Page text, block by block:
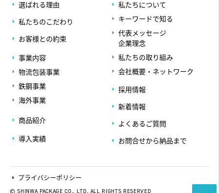
選ばれる理由
私たちのこだわり
お客様との約束
事業内容
物流包装事業
鉄鋼事業
海外事業
商品紹介
導入実績
私たちについて
キーワードで知る
代表メッセージ
企業理念
私たちの取り組み
会社概要・ネットワーク
採用情報
新着情報
よくあるご質問
お問合せから納品まで
プライバシーポリシー
© SHINWA PACKAGE CO., LTD. ALL RIGHTS RESERVED